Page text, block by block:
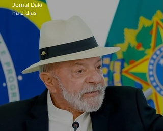
Jornal Daki
há 2 dias